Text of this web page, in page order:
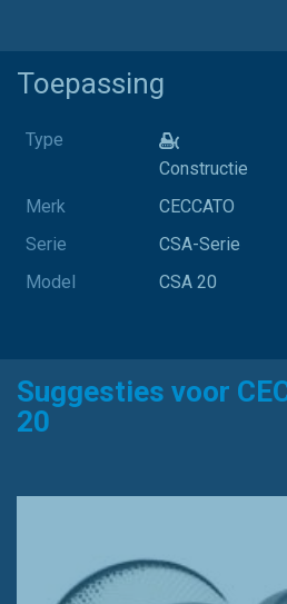
Toepassing
Type
Constructie
Merk
CECCATO
Serie
CSA-Serie
Model
CSA 20
Suggesties voor
20